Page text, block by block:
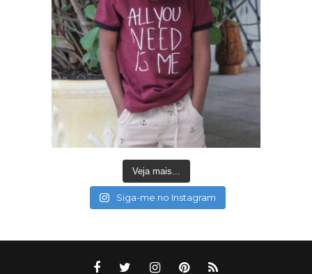
Veja mais...
Siga-me no Instagram